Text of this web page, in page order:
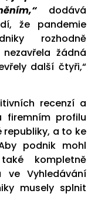
dodává
že pandemie
rozhodně
žádná
další čtyři,“
recenzí a
firemním profilu
republiky, a to ke
podnik mohl
kompletně
Vyhledávání
musely splnit